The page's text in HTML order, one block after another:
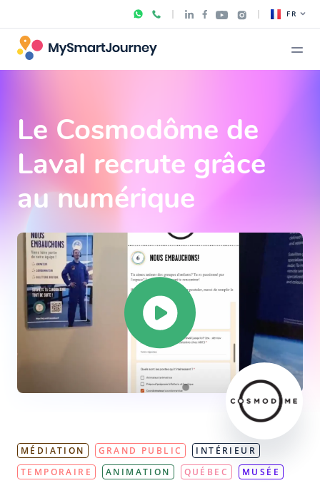
FR
Le Cosmodôme de
Laval recrute grâce
au numérique
MÉDIATION GRAND PUBLIC
INTÉRIEUR
TEMPORAIRE
ANIMATION QUÉBEC
MUSÉE